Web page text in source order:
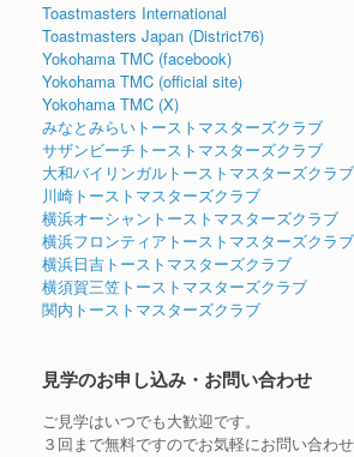
Toastmasters International
Toastmasters Japan (District76)
Yokohama TMC (facebook)
Yokohama TMC (official site)
Yokohama TMC (X)
みなとみらいトーストマスターズクラブ
サザンビーチトーストマスターズクラブ
大和バイリンガルトーストマスターズクラブ
川崎トーストマスターズクラブ
横浜オーシャントーストマスターズクラブ
横浜フロンティアトーストマスターズクラブ
横浜日吉トーストマスターズクラブ
横須賀三笠トーストマスターズクラブ
関内トーストマスターズクラブ
見学のお申し込み・お問い合わせ
ご見学はいつでも大歓迎です。
３回まで無料ですのでお気軽にお問い合わせ